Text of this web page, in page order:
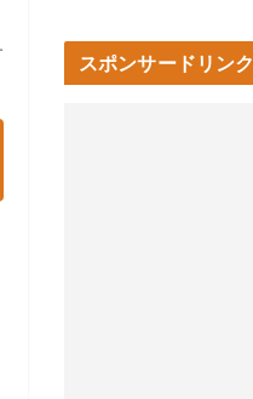
スポンサードリンク